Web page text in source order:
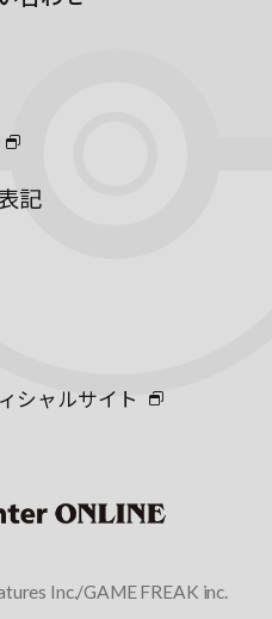
記
シャルサイト
Inc./GAME FREAK inc.